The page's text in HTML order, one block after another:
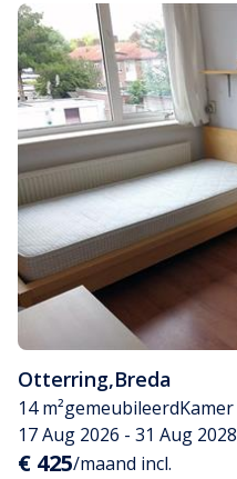
Otterring,Breda
14 m²gemeubileerdKamer
17 Aug 2026 - 31 Aug 2028
€ 425/maand incl.